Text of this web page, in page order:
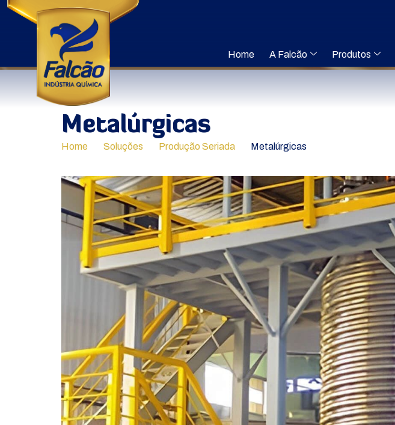
Home A Falcão Produtos
Metalúrgicas
Home Soluções Produção Seriada Metalúrgicas